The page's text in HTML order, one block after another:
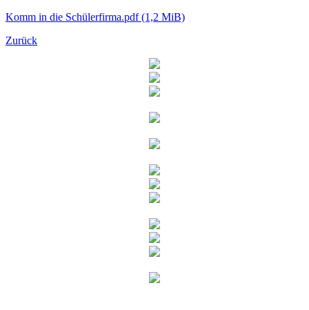
Komm in die Schülerfirma.pdf(1,2 MiB)
Zurück